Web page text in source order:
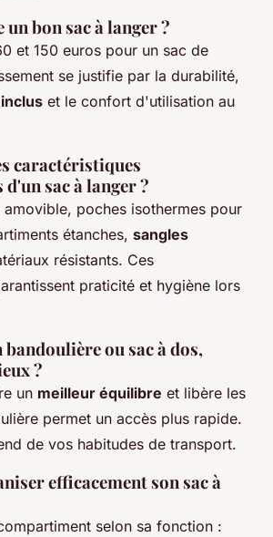
bon sac à langer ?
et 150 euros pour un sac de
se justifie par la durabilité,
et le confort d'utilisation au
caractéristiques
sac à langer ?
amovible, poches isothermes pour
étanches, sangles
résistants. Ces
praticité et hygiène lors
bandoulière ou sac à dos,
?
un meilleur équilibre et libère les
permet un accès plus rapide.
de vos habitudes de transport.
efficacement son sac à
selon sa fonction :